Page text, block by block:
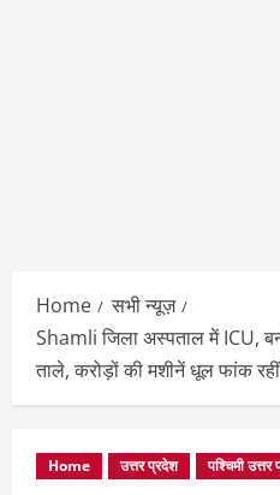
Home
सभी न्यूज़
Shamli जिला अस्पताल में ICU,
ताले, करोड़ों की मशीनें धूल फांक रहीं
Home उत्तर प्रदेश पश्चिमी उत्तर